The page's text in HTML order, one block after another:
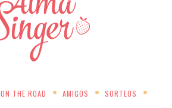
ON THE ROAD AMIGOS SORTEOS